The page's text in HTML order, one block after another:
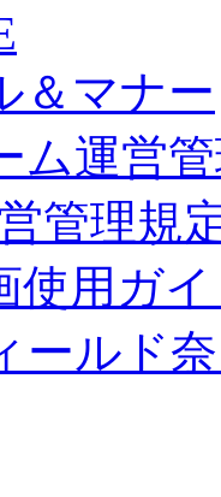
＆マナー
ム運営
管理規
使用ガ
ールド